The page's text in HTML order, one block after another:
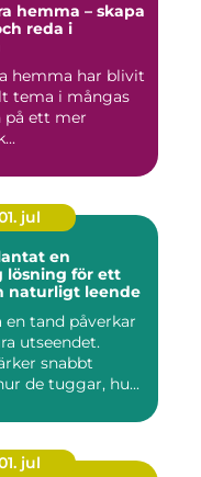
hemma – skapa
reda i
hemma har blivit
tema i mångas
på ett mer
jul
en
lösning för ett
naturligt leende
tand påverkar
utseendet.
snabbt
de tuggar, hu...
jul